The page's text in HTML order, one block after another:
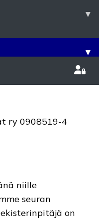
▾
▾
ry 0908519-4
niille
seuran
on